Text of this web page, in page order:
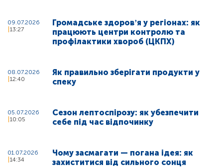
09.07.2026
13:27
Громадське здоровʼя у регіонах: як
працюють центри контролю та
профілактики хвороб (ЦКПХ)
08.07.2026
12:40
Як правильно зберігати продукти у
спеку
05.07.2026
10:05
Сезон лептоспірозу: як убезпечити
себе під час відпочинку
01.07.2026
14:34
Чому засмагати — погана ідея: як
захиститися від сильного сонця